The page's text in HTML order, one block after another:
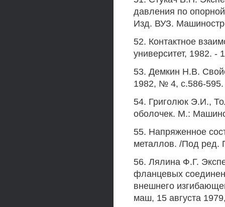
давления по
Изд. ВУЗ.
52. Контактное
университет, 1982. -
53. Демкин H.B.
1982, № 4, с.586-595.
54. Григолюк Э.И.,
оболочек. М.:
55. Напряженное
металлов. /Под ред.
56. Лялина Ф.Г.
фланцевых
внешнего
маш, 15 августа